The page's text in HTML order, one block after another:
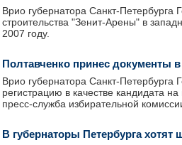
Врио губернатора Санкт-Петербурга
строительства "Зенит-Арены" в
2007 году.
Полтавченко принес документы
Врио губернатора Санкт-Петербурга
регистрацию в качестве кандидата
пресс-служба избирательной
В губернаторы Петербурга хотят